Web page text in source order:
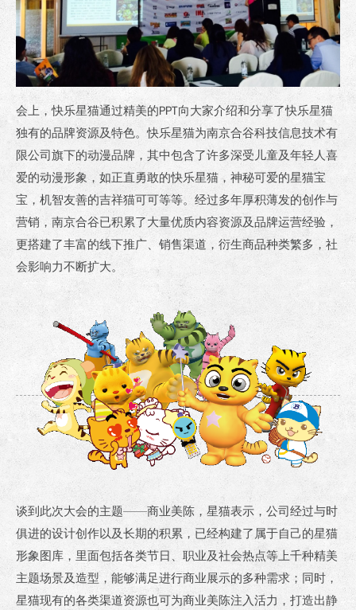
会上，快乐星猫通过精美的PPT向大家介绍和分享了快乐星猫
独有的品牌资源及特色。快乐星猫为南京合谷科技信息技术有
限公司旗下的动漫品牌，其中包含了许多深受儿童及年轻人喜
爱的动漫形象，如正直勇敢的快乐星猫，神秘可爱的星猫宝
宝，机智友善的吉祥猫可可等等。经过多年厚积薄发的创作与
营销，南京合谷已积累了大量优质内容资源及品牌运营经验，
更搭建了丰富的线下推广、销售渠道，衍生商品种类繁多，社
会影响力不断扩大。
谈到此次大会的主题——商业美陈，星猫表示，公司经过与时
俱进的设计创作以及长期的积累，已经构建了属于自己的星猫
形象图库，里面包括各类节日、职业及社会热点等上千种精美
主题场景及造型，能够满足进行商业展示的多种需求；同时，
星猫现有的各类渠道资源也可为商业美陈注入活力，打造出静